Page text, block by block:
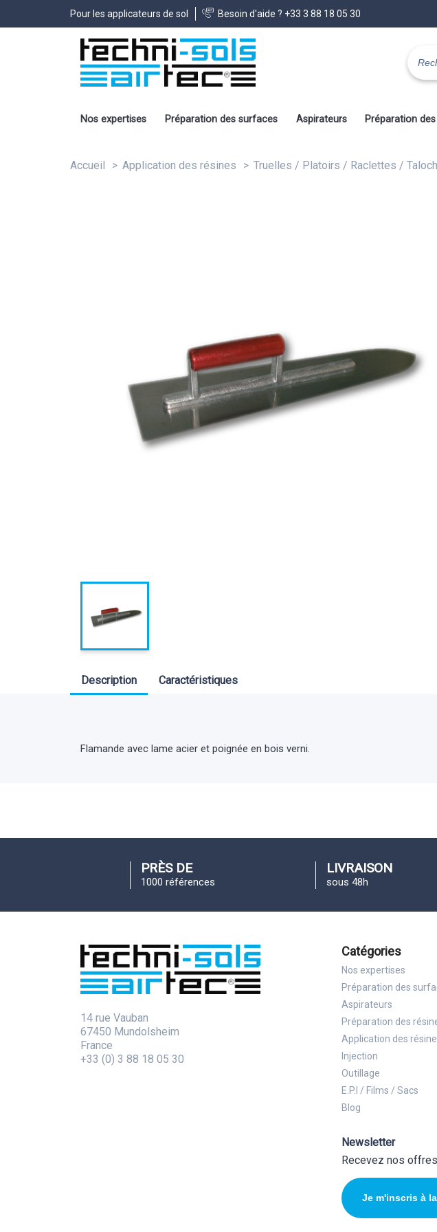
Pour les applicateurs de sol Besoin d'aide ? +33 3 88 18 05 30
Nos expertises Préparation des surfaces Aspirateurs Préparation
Accueil Application des résines Truelles / Platoirs / Raclettes /
Description Caractéristiques
Flamande avec lame acier et poignée en bois verni.
PRÈS DE
1000 références
LIVRAISON
sous 48h
14 rue Vauban
67450 Mundolsheim
France
+33 (0) 3 88 18 05 30
Catégories
Nos expertises
Préparation des
Aspirateurs
Préparation des
Application des
Injection
Outillage
E.P.I / Films / Sacs
Blog
Newsletter
Recevez nos
Je m'inscris à